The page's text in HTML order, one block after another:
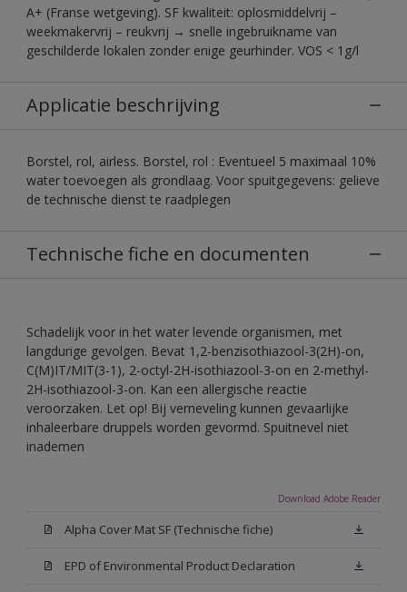
A+ (Franse wetgeving). SF kwaliteit: oplosmiddelvrij –
weekmakervrij – reukvrij → snelle ingebruikname van
geschilderde lokalen zonder enige geurhinder. VOS < 1g/l
Applicatie beschrijving
Borstel, rol, airless. Borstel, rol : Eventueel 5 maximaal 10%
water toevoegen als grondlaag. Voor spuitgegevens: gelieve
de technische dienst te raadplegen
Technische fiche en documenten
Schadelijk voor in het water levende organismen, met
langdurige gevolgen. Bevat 1,2-benzisothiazool-3(2H)-on,
C(M)IT/MIT(3-1), 2-octyl-2H-isothiazool-3-on en 2-methyl-
2H-isothiazool-3-on. Kan een allergische reactie
veroorzaken. Let op! Bij verneveling kunnen gevaarlijke
inhaleerbare druppels worden gevormd. Spuitnevel niet
inademen
Download Adobe Reader
Alpha Cover Mat SF (Technische fiche)
EPD of Environmental Product Declaration